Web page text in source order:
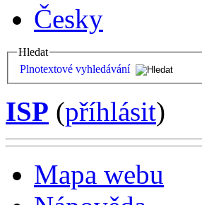
Česky
Hledat
Plnotextové vyhledávání
ISP (příhlásit)
Mapa webu